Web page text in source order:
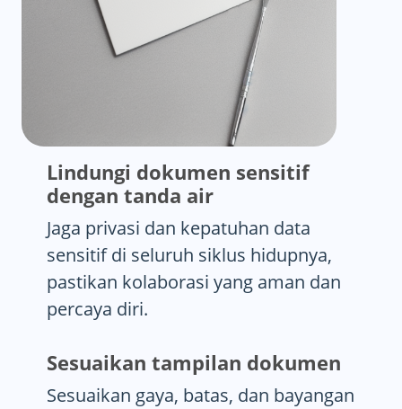
Lindungi dokumen sensitif
dengan tanda air
Jaga privasi dan kepatuhan data
sensitif di seluruh siklus hidupnya,
pastikan kolaborasi yang aman dan
percaya diri.
Sesuaikan tampilan dokumen
Sesuaikan gaya, batas, dan bayangan